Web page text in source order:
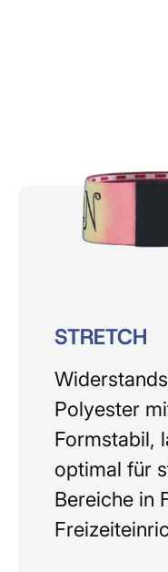
STRETCH
Polyester
Formstabil,
optimal für
Bereiche in